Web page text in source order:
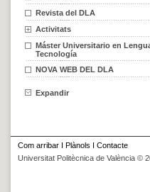
Revista del DLA
Activitats
Máster Universitario en
Tecnología
NOVA WEB DEL DLA
Expandir
Com arribar I Plànols I Contacte
Universitat Politècnica de València ©